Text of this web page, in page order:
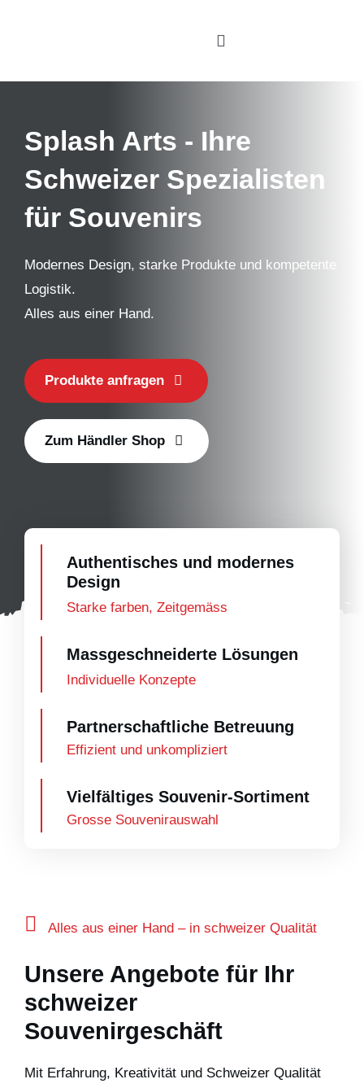
Toggle
Leistungen
Über uns
Händler Shop
Splash Arts - Ihre
Schweizer Spezialisten
für Souvenirs
Modernes Design, starke Produkte und kompetente
Logistik.
Alles aus einer Hand.
Produkte anfragen
Zum Händler Shop
Authentisches und modernes
Design
Starke farben, Zeitgemäss
Massgeschneiderte Lösungen
Individuelle Konzepte
Partnerschaftliche Betreuung
Effizient und unkompliziert
Vielfältiges Souvenir-Sortiment
Grosse Souvenirauswahl
Alles aus einer Hand – in schweizer Qualität
Unsere Angebote für Ihr
schweizer
Souvenirgeschäft
Mit Erfahrung, Kreativität und Schweizer Qualität